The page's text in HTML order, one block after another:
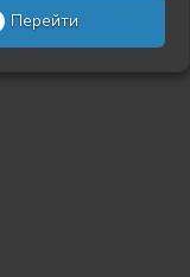
Перейти